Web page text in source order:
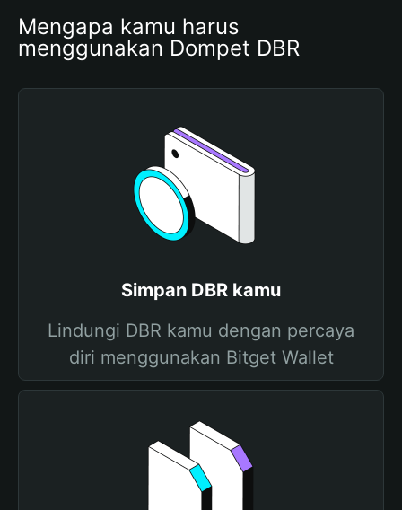
Mengapa kamu harus
menggunakan Dompet DBR
Simpan DBR kamu
Lindungi DBR kamu dengan percaya
diri menggunakan Bitget Wallet